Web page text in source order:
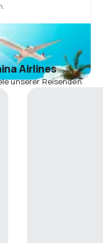
Airlines
unserer Reisenden